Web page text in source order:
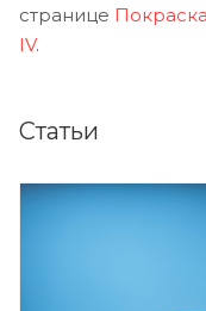
странице
IV.
Статьи